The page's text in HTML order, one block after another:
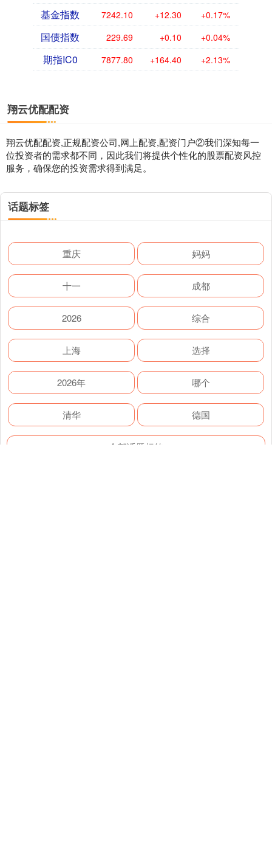
基金指数 7242.10 +12.30 +0.17%
国债指数 229.69 +0.10 +0.04%
期指IC0 7877.80 +164.40 +2.13%
翔云优配配资
翔云优配配资,正规配资公司,网上配资,配资门户②我们深知每一
位投资者的需求都不同，因此我们将提供个性化的股票配资风控
服务，确保您的投资需求得到满足。
话题标签
重庆 妈妈
十一 成都
2026 综合
上海 选择
2026年 哪个
清华 德国
全部话题标签